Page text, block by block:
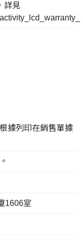
詳見
據列印在銷售單據
1606室